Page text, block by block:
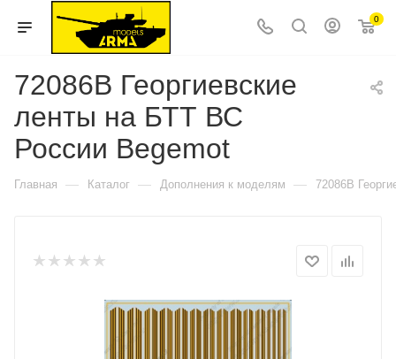
0
72086B Георгиевские
ленты на БТТ ВС
России Begemot
Главная — Каталог — Дополнения к моделям — 72086B